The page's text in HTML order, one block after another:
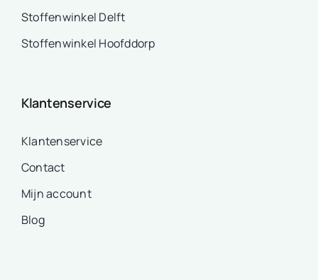
Stoffenwinkel Delft
Stoffenwinkel Hoofddorp
Klantenservice
Klantenservice
Contact
Mijn account
Blog